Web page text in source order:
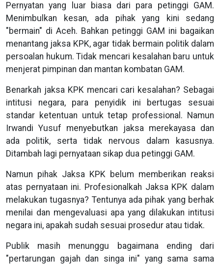
Pernyatan yang luar biasa dari para petinggi GAM.
Menimbulkan kesan, ada pihak yang kini sedang
"bermain" di Aceh. Bahkan petinggi GAM ini bagaikan
menantang jaksa KPK, agar tidak bermain politik dalam
persoalan hukum. Tidak mencari kesalahan baru untuk
menjerat pimpinan dan mantan kombatan GAM.
Benarkah jaksa KPK mencari cari kesalahan? Sebagai
intitusi negara, para penyidik ini bertugas sesuai
standar ketentuan untuk tetap professional. Namun
Irwandi Yusuf menyebutkan jaksa merekayasa dan
ada politik, serta tidak nervous dalam kasusnya.
Ditambah lagi pernyataan sikap dua petinggi GAM.
Namun pihak Jaksa KPK belum memberikan reaksi
atas pernyataan ini. Profesionalkah Jaksa KPK dalam
melakukan tugasnya? Tentunya ada pihak yang berhak
menilai dan mengevaluasi apa yang dilakukan intitusi
negara ini, apakah sudah sesuai prosedur atau tidak.
Publik masih menunggu bagaimana ending dari
"pertarungan gajah dan singa ini" yang sama sama